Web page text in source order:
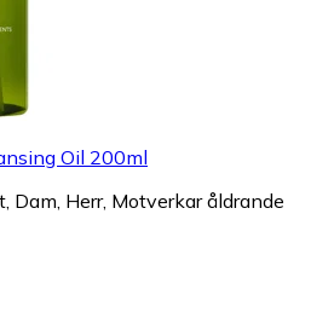
Oil 200ml
Dam, Herr, Motverkar åldrande